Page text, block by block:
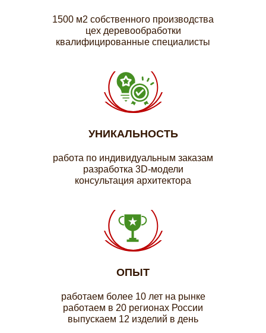
1500 м2 собственного производства
цех деревообработки
квалифицированные специалисты
УНИКАЛЬНОСТЬ
работа по индивидуальным заказам
разработка 3D-модели
консультация архитектора
ОПЫТ
работаем более 10 лет на рынке
работаем в 20 регионах России
выпускаем 12 изделий в день